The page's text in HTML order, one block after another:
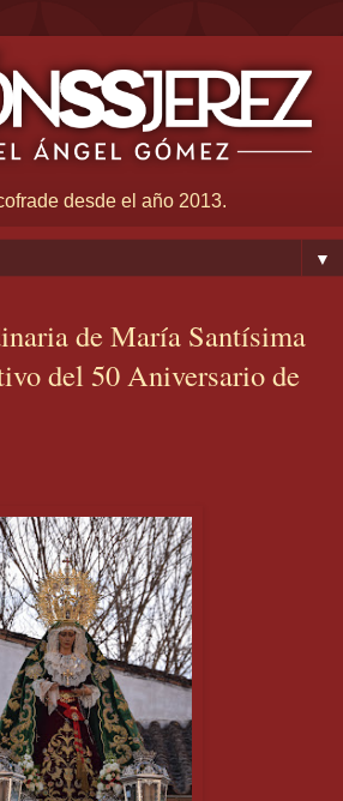
desde el año 2013.
▼
de María Santísima
del 50 Aniversario de